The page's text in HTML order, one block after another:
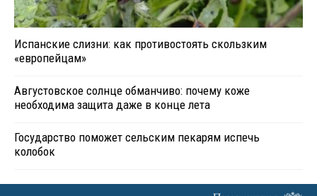
Испанские слизни: как противостоять скользким
«европейцам»
Августовское солнце обманчиво: почему коже
необходима защита даже в конце лета
Государство поможет сельским пекарям испечь
колобок